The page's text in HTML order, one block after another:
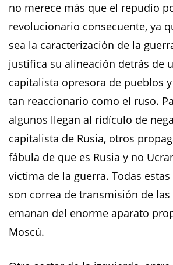
no merece más que el repudio
revolucionario consecuente, ya
sea la caracterización de la
justifica su alineación detrás de
capitalista opresora de pueblos
tan reaccionario como el ruso.
algunos llegan al ridículo de
capitalista de Rusia, otros
fábula de que es Rusia y no
víctima de la guerra. Todas
son correa de transmisión de
emanan del enorme aparato
Moscú.